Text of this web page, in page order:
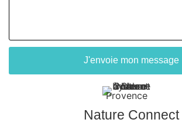
J'envoie mon message
Nature Connect